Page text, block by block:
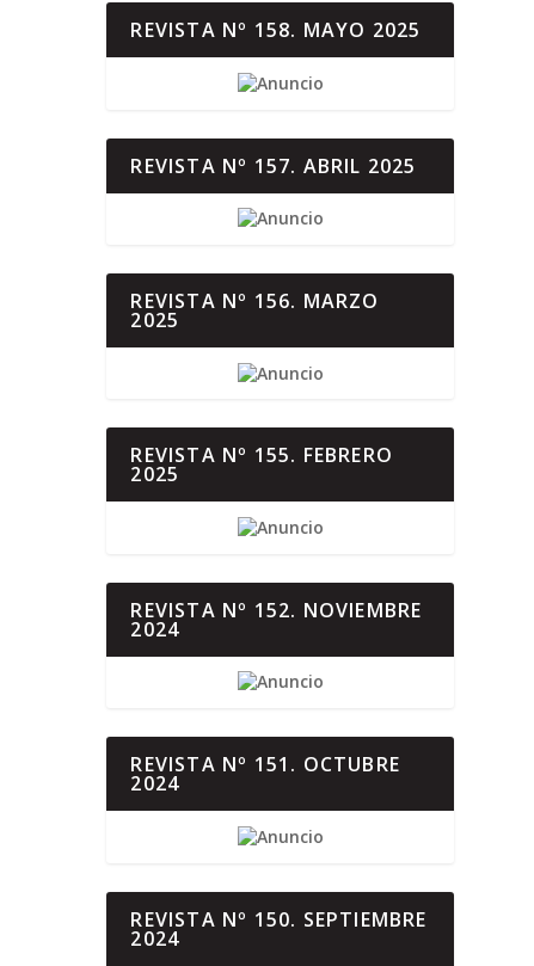
REVISTA Nº 158. MAYO 2025
REVISTA Nº 157. ABRIL 2025
REVISTA Nº 156. MARZO
2025
REVISTA Nº 155. FEBRERO
2025
REVISTA Nº 152. NOVIEMBRE
2024
REVISTA Nº 151. OCTUBRE
2024
REVISTA Nº 150. SEPTIEMBRE
2024